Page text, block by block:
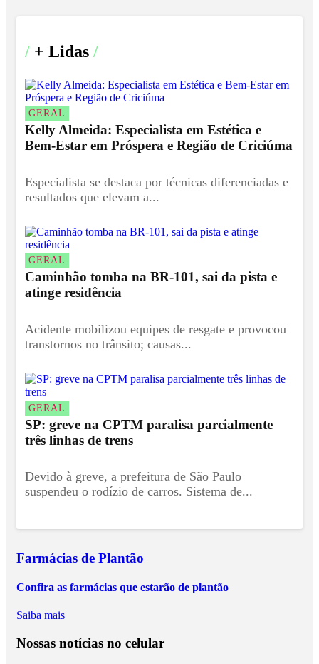
/ + Lidas /
GERAL
Kelly Almeida: Especialista em Estética e
Bem-Estar em Próspera e Região de Criciúma
Especialista se destaca por técnicas diferenciadas e
resultados que elevam a...
GERAL
Caminhão tomba na BR-101, sai da pista e
atinge residência
Acidente mobilizou equipes de resgate e provocou
transtornos no trânsito; causas...
GERAL
SP: greve na CPTM paralisa parcialmente
três linhas de trens
Devido à greve, a prefeitura de São Paulo
suspendeu o rodízio de carros. Sistema de...
Farmácias de Plantão
Confira as farmácias que estarão de plantão
Saiba mais
Nossas notícias no celular